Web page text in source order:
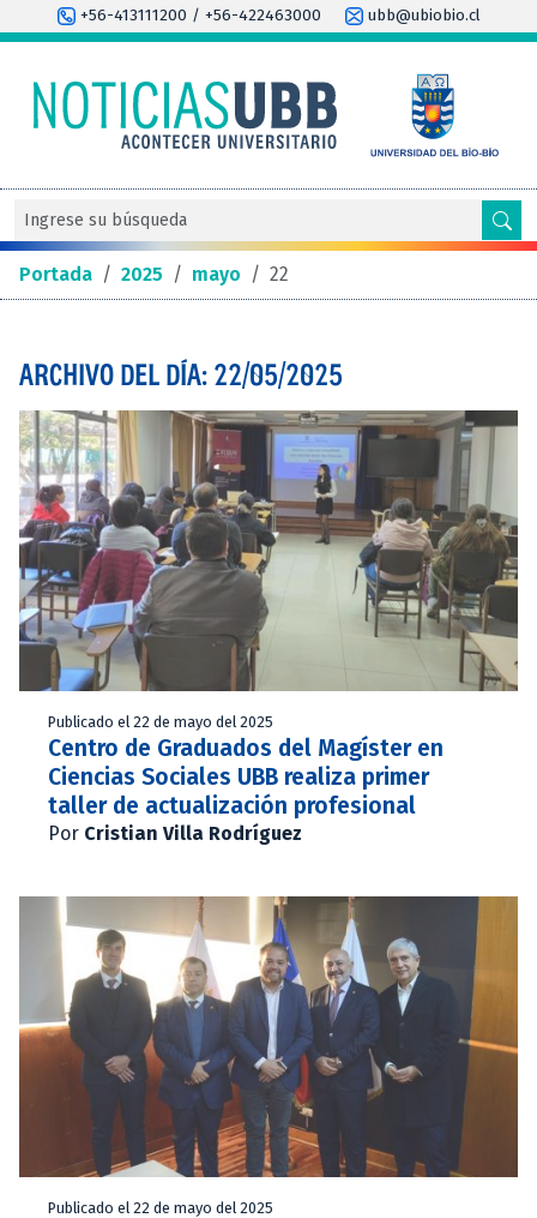
+56-413111200 / +56-422463000 ubb@ubiobio.cl
Portada / 2025 / mayo / 22
ARCHIVO DEL DÍA: 22/05/2025
Publicado el 22 de mayo del 2025
Centro de Graduados del Magíster en
Ciencias Sociales UBB realiza primer
taller de actualización profesional
Por Cristian Villa Rodríguez
Publicado el 22 de mayo del 2025